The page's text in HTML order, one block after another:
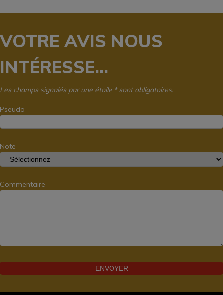
VOTRE AVIS NOUS
INTÉRESSE...
Les champs signalés par une étoile * sont obligatoires.
Pseudo
Note
Commentaire